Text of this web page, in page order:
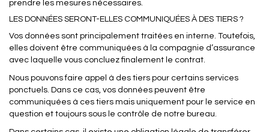
prendre les mesures nécessaires.
LES DONNÉES SERONT-ELLES COMMUNIQUÉES À DES TIERS ?
Vos données sont principalement traitées en interne. Toutefois,
elles doivent être communiquées à la compagnie d’assurance
avec laquelle vous concluez finalement le contrat.
Nous pouvons faire appel à des tiers pour certains services
ponctuels. Dans ce cas, vos données peuvent être
communiquées à ces tiers mais uniquement pour le service en
question et toujours sous le contrôle de notre bureau.